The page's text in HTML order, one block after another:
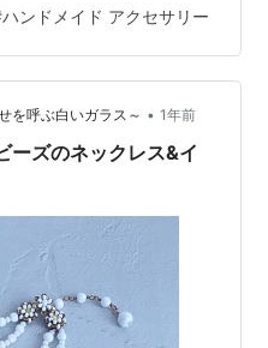
、ブランドサイトを制作
た。ブランドサイトはも
いる方がとても丁寧に作
りを私自身とっても楽し
たら見てくださいね！ そ
ハンドメイド アクセサリー
呼ぶ白いガラス～ • 1年前
ーズのネックレス&イ